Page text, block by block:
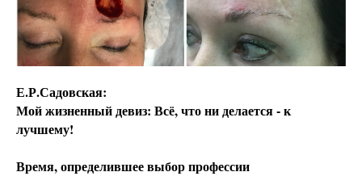
Е.Р.Садовская:
Мой жизненный девиз: Всё, что ни делается - к
лучшему!
Время, определившее выбор профессии